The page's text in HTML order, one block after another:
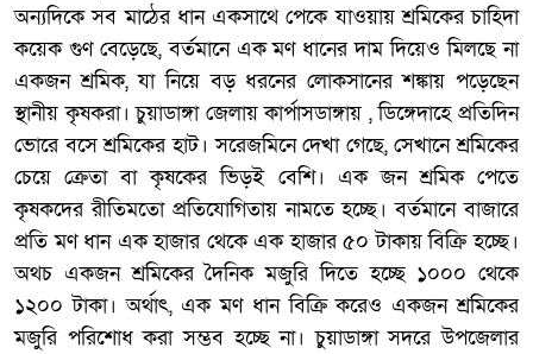
অন্যদিকে সব মাঠের ধান একসাথে পেকে যাওয়ায় শ্রমিকের চাহিদা
কয়েক গুণ বেড়েছে, বর্তমানে এক মণ ধানের দাম দিয়েও মিলছে না
একজন শ্রমিক, যা নিয়ে বড় ধরনের লোকসানের শঙ্কায় পড়েছেন
স্থানীয় কৃষকরা। চুয়াডাঙ্গা জেলায় কার্পাসডাঙ্গায় , ডিঙ্গেদাহে প্রতিদিন
ভোরে বসে শ্রমিকের হাট। সরেজমিনে দেখা গেছে, সেখানে শ্রমিকের
চেয়ে ক্রেতা বা কৃষকের ভিড়ই বেশি। এক জন শ্রমিক পেতে
কৃষকদের রীতিমতো প্রতিযোগিতায় নামতে হচ্ছে। বর্তমানে বাজারে
প্রতি মণ ধান এক হাজার থেকে এক হাজার ৫০ টাকায় বিক্রি হচ্ছে।
অথচ একজন শ্রমিকের দৈনিক মজুরি দিতে হচ্ছে ১০০০ থেকে
১২০০ টাকা। অর্থাৎ, এক মণ ধান বিক্রি করেও একজন শ্রমিকের
মজুরি পরিশোধ করা সম্ভব হচ্ছে না। চুয়াডাঙ্গা সদরে উপজেলার